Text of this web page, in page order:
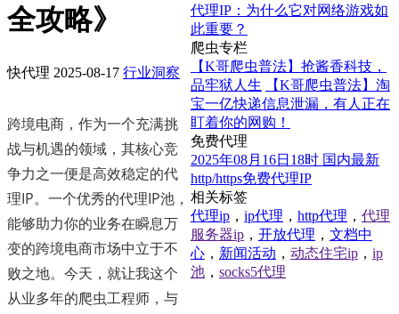
全攻略》
快代理 2025-08-17 行业洞察
跨境电商，作为一个充满挑
战与机遇的领域，其核心竞
争力之一便是高效稳定的代
理IP。一个优秀的代理IP池，
能够助力你的业务在瞬息万
变的跨境电商市场中立于不
败之地。今天，就让我这个
从业多年的爬虫工程师，与
代理IP：为什么它对网络游戏如
此重要？
爬虫专栏
【K哥爬虫普法】抢酱香科技，
品牢狱人生
【K哥爬虫普法】淘
宝一亿快递信息泄漏，有人正在
盯着你的网购！
免费代理
2025年08月16日18时 国内最新
http/https免费代理IP
相关标签
代理ip， ip代理 ， http代理 ， 代理
服务器ip， 开放代理 ， 文档中
心， 新闻活动 ， 动态住宅ip， ip
池， socks5代理